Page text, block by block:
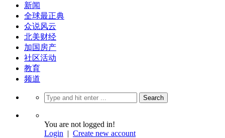
新闻
全球最正典
众说风云
北美财经
加国房产
社区活动
教育
频道
You are not logged in!
Login | Create new account